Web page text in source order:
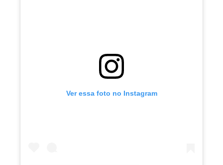
Ver essa foto no Instagram